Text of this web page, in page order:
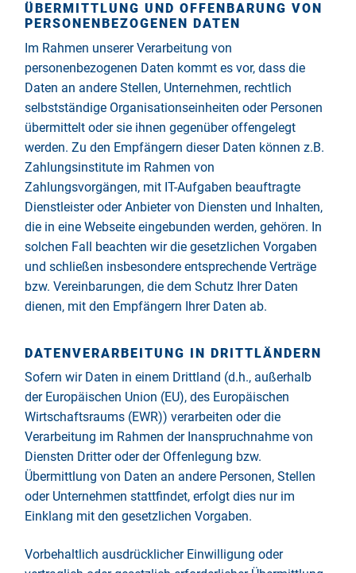
ÜBERMITTLUNG UND OFFENBARUNG VON
PERSONENBEZOGENEN DATEN
Im Rahmen unserer Verarbeitung von
personenbezogenen Daten kommt es vor, dass die
Daten an andere Stellen, Unternehmen, rechtlich
selbstständige Organisationseinheiten oder Personen
übermittelt oder sie ihnen gegenüber offengelegt
werden. Zu den Empfängern dieser Daten können z.B.
Zahlungsinstitute im Rahmen von
Zahlungsvorgängen, mit IT-Aufgaben beauftragte
Dienstleister oder Anbieter von Diensten und Inhalten,
die in eine Webseite eingebunden werden, gehören. In
solchen Fall beachten wir die gesetzlichen Vorgaben
und schließen insbesondere entsprechende Verträge
bzw. Vereinbarungen, die dem Schutz Ihrer Daten
dienen, mit den Empfängern Ihrer Daten ab.
DATENVERARBEITUNG IN DRITTLÄNDERN
Sofern wir Daten in einem Drittland (d.h., außerhalb
der Europäischen Union (EU), des Europäischen
Wirtschaftsraums (EWR)) verarbeiten oder die
Verarbeitung im Rahmen der Inanspruchnahme von
Diensten Dritter oder der Offenlegung bzw.
Übermittlung von Daten an andere Personen, Stellen
oder Unternehmen stattfindet, erfolgt dies nur im
Einklang mit den gesetzlichen Vorgaben.
Vorbehaltlich ausdrücklicher Einwilligung oder